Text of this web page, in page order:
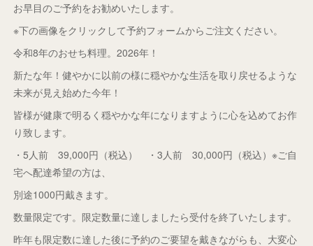
お早目のご予約をお勧めいたします。
※下の画像をクリックして予約フォームからご注文ください。
令和8年のおせち料理。2026年！
新たな年！健やかに以前の様に穏やかな生活を取り戻せるような
未来が見え始めた今年！
皆様が健康で明るく穏やかな年になりますように心を込めてお作
り致します。
・5人前 39,000円（税込） ・3人前 30,000円（税込）※ご自
宅へ配達希望の方は、
別途1000円戴きます。
数量限定です。限定数量に達しましたら受付を終了いたします。
昨年も限定数に達した後に予約のご要望を戴きながらも、大変心